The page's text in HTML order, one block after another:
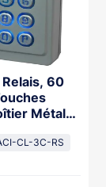
60
Métal
CL-3C-RS